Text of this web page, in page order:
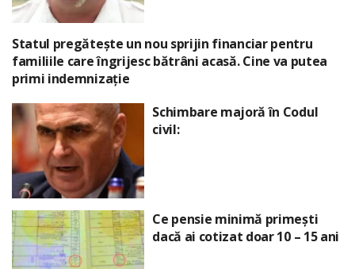
Statul pregătește un nou sprijin financiar pentru
familiile care îngrijesc bătrâni acasă. Cine va putea
primi indemnizație
Schimbare majoră în Codul
civil:
Ce pensie minimă primești
dacă ai cotizat doar 10 – 15 ani